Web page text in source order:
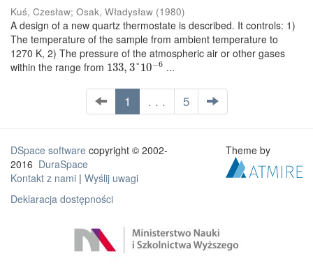
Kuś, Czesław; Osak, Władysław (1980)
A design of a new quartz thermostate is described. It controls: 1)
The temperature of the sample from ambient temperature to
1270 K, 2) The pressure of the atmospheric air or other gases
within the range from 133, 3°10−6
133, 3°10−6 ...
1 . . . 5
DSpace software copyright © 2002-
2016 DuraSpace
Kontakt z nami | Wyślij uwagi
Deklaracja dostępności
Theme by